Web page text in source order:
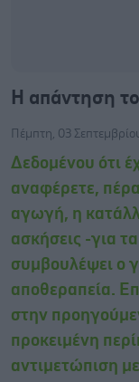
Η απάντηση
Πέμπτη, 03
Δεδομένου ότι
αναφέρετε,
αγωγή, η
ασκήσεις -για
συμβουλέψει ο
αποθεραπεία.
στην
προκειμένη
αντιμετώπιση